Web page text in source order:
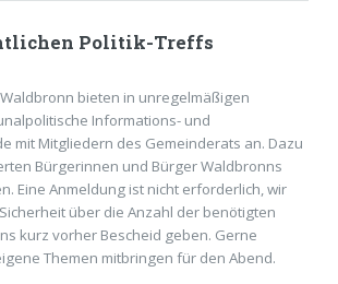
Politik-Treffs
bieten in unregelmäßigen
Informations- und
mit Mitgliedern des Gemeinderats an. Dazu
Bürgerinnen und Bürger Waldbronns
Eine Anmeldung ist nicht erforderlich, wir
über die Anzahl der benötigten
kurz vorher Bescheid geben. Gerne
Themen mitbringen für den Abend.